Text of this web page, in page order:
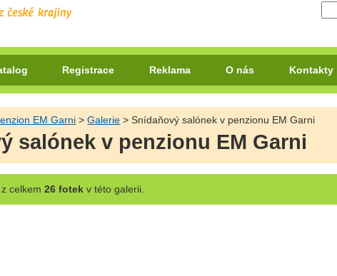
Registrace Reklama O nás Kontakty
EM Garni >Galerie > Snídaňový salónek v penzionu EM Garni
salónek v penzionu EM Garni
celkem 26 fotekv této galerii.